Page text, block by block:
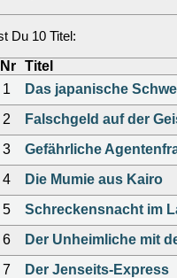
Du 10 Titel:
Nr Titel
1
Das japanische
2
Falschgeld auf der
3
Gefährliche
4
Die Mumie aus Kairo
5
Schreckensnacht im
6
Der Unheimliche mit
7
Der Jenseits-Express